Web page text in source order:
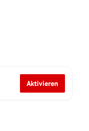
Aktivieren